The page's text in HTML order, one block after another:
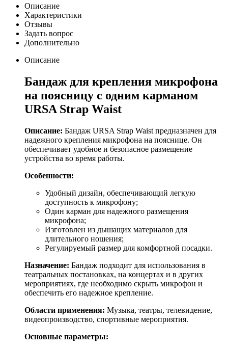
Описание
Характеристики
Отзывы
Задать вопрос
Дополнительно
Описание
Бандаж для крепления микрофона
на поясницу с одним карманом
URSA Strap Waist
Описание: Бандаж URSA Strap Waist предназначен для
надежного крепления микрофона на пояснице. Он
обеспечивает удобное и безопасное размещение
устройства во время работы.
Особенности:
Удобный дизайн, обеспечивающий легкую
доступность к микрофону;
Один карман для надежного размещения
микрофона;
Изготовлен из дышащих материалов для
длительного ношения;
Регулируемый размер для комфортной посадки.
Назначение: Бандаж подходит для использования в
театральных постановках, на концертах и в других
мероприятиях, где необходимо скрыть микрофон и
обеспечить его надежное крепление.
Области применения: Музыка, театры, телевидение,
видеопроизводство, спортивные мероприятия.
Основные параметры: